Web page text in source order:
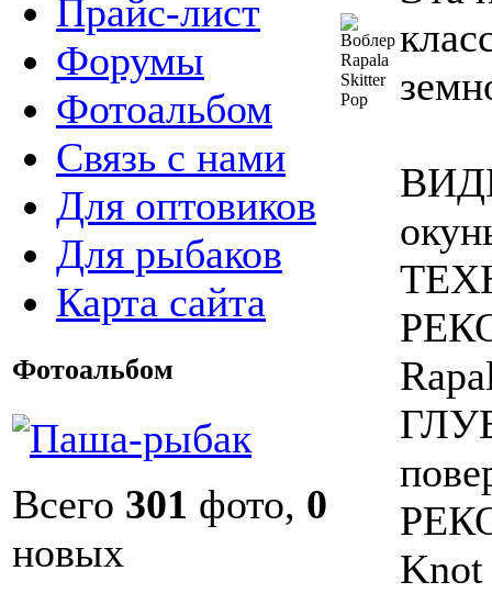
Прайс-лист
Форумы
Фотоальбом
Связь с нами
Для оптовиков
Для рыбаков
Карта сайта
Фотоальбом
Всего 301 фото, 0
новых
Knot